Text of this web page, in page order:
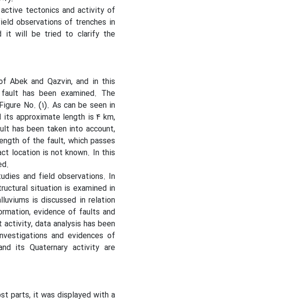
tectonics and activity of
observations of trenches in
it will be tried to clarify the
Abek and Qazvin, and in this
has been examined. The
No. (1). As can be seen in
approximate length is 4 km,
has been taken into account,
of the fault, which passes
location is not known. In this
and field observations. In
situation is examined in
is discussed in relation
evidence of faults and
data analysis has been
and evidences of
its Quaternary activity are
parts, it was displayed with a